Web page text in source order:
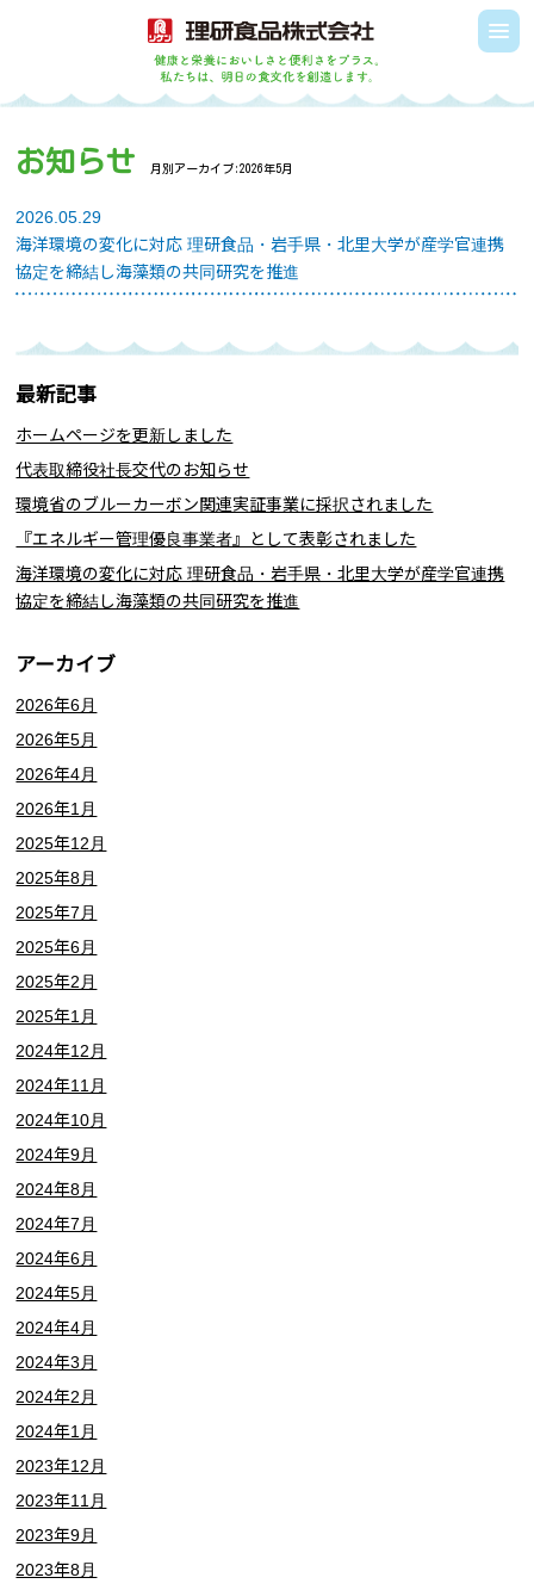
お知らせ 月別アーカイブ:2026年5月
2026.05.29
海洋環境の変化に対応 理研食品・岩手県・北里大学が産学官連携
協定を締結し海藻類の共同研究を推進
最新記事
ホームページを更新しました
代表取締役社長交代のお知らせ
環境省のブルーカーボン関連実証事業に採択されました
『エネルギー管理優良事業者』として表彰されました
海洋環境の変化に対応 理研食品・岩手県・北里大学が産学官連携
協定を締結し海藻類の共同研究を推進
アーカイブ
2026年6月
2026年5月
2026年4月
2026年1月
2025年12月
2025年8月
2025年7月
2025年6月
2025年2月
2025年1月
2024年12月
2024年11月
2024年10月
2024年9月
2024年8月
2024年7月
2024年6月
2024年5月
2024年4月
2024年3月
2024年2月
2024年1月
2023年12月
2023年11月
2023年9月
2023年8月